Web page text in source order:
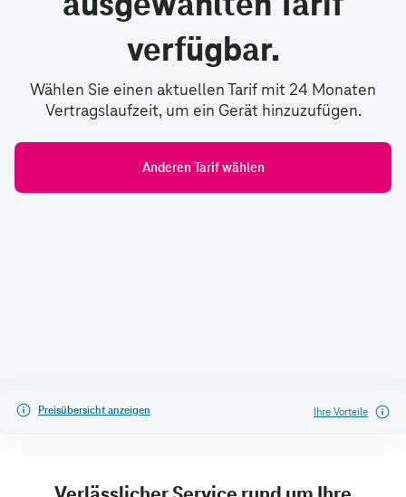
verfügbar.
Wählen Sie einen aktuellen Tarif mit 24 Monaten
Vertragslaufzeit, um ein Gerät hinzuzufügen.
Anderen Tarif wählen
Preisübersicht anzeigen Ihre Vorteile